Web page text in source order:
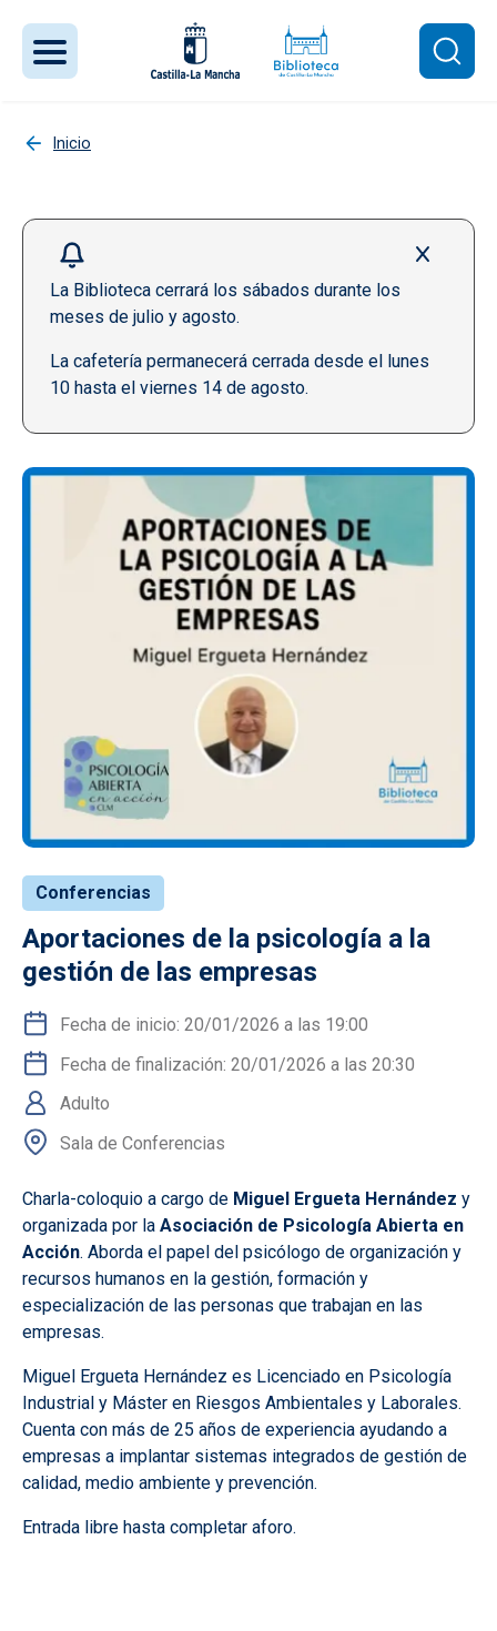
Inicio
La Biblioteca cerrará los sábados durante los
meses de julio y agosto.
La cafetería permanecerá cerrada desde el lunes
10 hasta el viernes 14 de agosto.
Conferencias
Aportaciones de la psicología a la
gestión de las empresas
Fecha de inicio: 20/01/2026 a las 19:00
Fecha de finalización: 20/01/2026 a las 20:30
Adulto
Sala de Conferencias
Charla-coloquio a cargo de Miguel Ergueta Hernández y
organizada por la Asociación de Psicología Abierta en
Acción. Aborda el papel del psicólogo de organización y
recursos humanos en la gestión, formación y
especialización de las personas que trabajan en las
empresas.
Miguel Ergueta Hernández es Licenciado en Psicología
Industrial y Máster en Riesgos Ambientales y Laborales.
Cuenta con más de 25 años de experiencia ayudando a
empresas a implantar sistemas integrados de gestión de
calidad, medio ambiente y prevención.
Entrada libre hasta completar aforo.